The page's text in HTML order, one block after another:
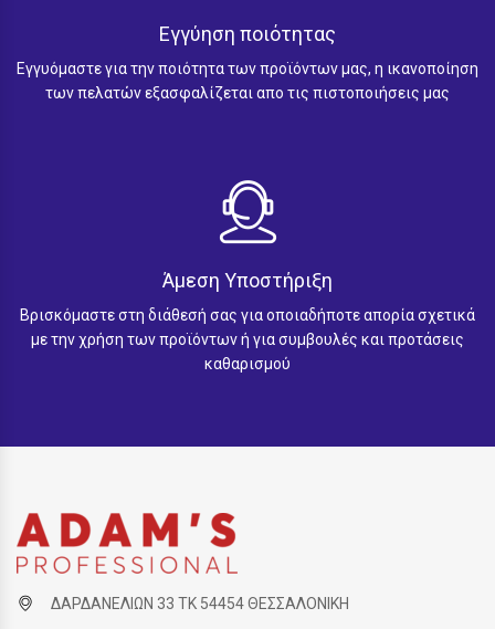
Εγγύηση ποιότητας
Εγγυόμαστε για την ποιότητα των προϊόντων μας, η ικανοποίηση
των πελατών εξασφαλίζεται απο τις πιστοποιήσεις μας
Άμεση Υποστήριξη
Βρισκόμαστε στη διάθεσή σας για οποιαδήποτε απορία σχετικά
με την χρήση των προϊόντων ή για συμβουλές και προτάσεις
καθαρισμού
ΔΑΡΔΑΝΕΛΙΩΝ 33 ΤΚ 54454 ΘΕΣΣΑΛΟΝΙΚΗ